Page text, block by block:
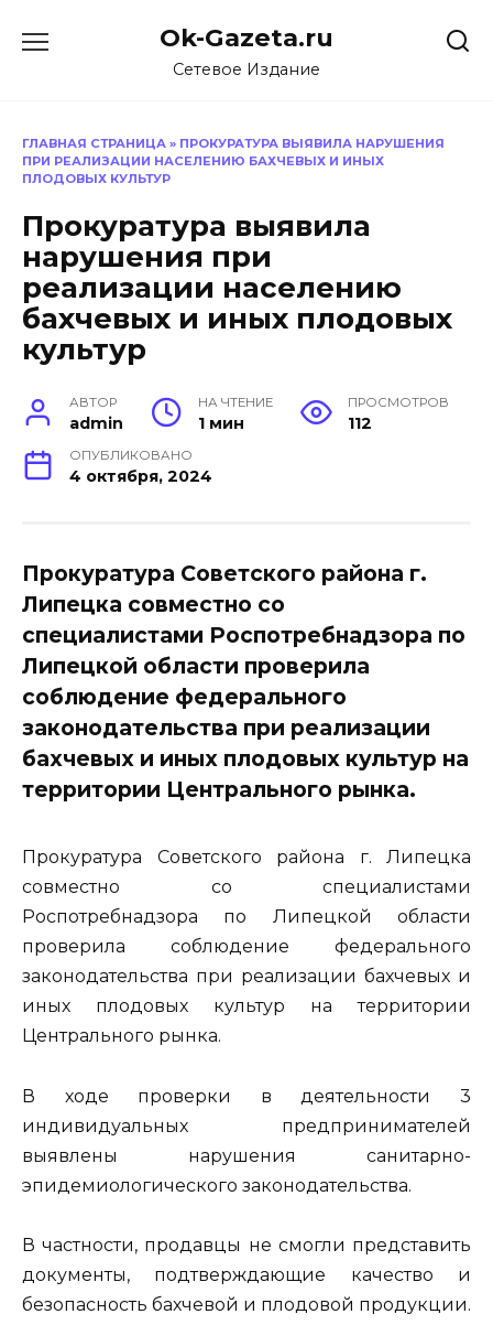
Ok-Gazeta.ru
Сетевое Издание
ГЛАВНАЯ СТРАНИЦА » ПРОКУРАТУРА ВЫЯВИЛА НАРУШЕНИЯ
ПРИ РЕАЛИЗАЦИИ НАСЕЛЕНИЮ БАХЧЕВЫХ И ИНЫХ
ПЛОДОВЫХ КУЛЬТУР
Прокуратура выявила
нарушения при
реализации населению
бахчевых и иных плодовых
культур
АВТОР
admin
НА ЧТЕНИЕ
1 мин
ПРОСМОТРОВ
112
ОПУБЛИКОВАНО
4 октября, 2024
Прокуратура Советского района г.
Липецка совместно со
специалистами Роспотребнадзора по
Липецкой области проверила
соблюдение федерального
законодательства при реализации
бахчевых и иных плодовых культур на
территории Центрального рынка.
Прокуратура Советского района г. Липецка
совместно со специалистами
Роспотребнадзора по Липецкой области
проверила соблюдение федерального
законодательства при реализации бахчевых и
иных плодовых культур на территории
Центрального рынка.
В ходе проверки в деятельности 3
индивидуальных предпринимателей
выявлены нарушения санитарно-
эпидемиологического законодательства.
В частности, продавцы не смогли представить
документы, подтверждающие качество и
безопасность бахчевой и плодовой продукции.